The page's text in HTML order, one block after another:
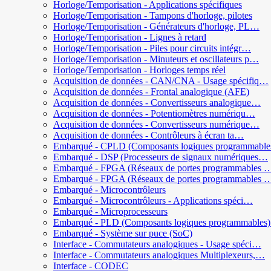
Horloge/Temporisation - Applications spécifiques
Horloge/Temporisation - Tampons d'horloge, pilotes
Horloge/Temporisation - Générateurs d'horloge, PL…
Horloge/Temporisation - Lignes à retard
Horloge/Temporisation - Piles pour circuits intégr…
Horloge/Temporisation - Minuteurs et oscillateurs p…
Horloge/Temporisation - Horloges temps réel
Acquisition de données - CAN/CNA - Usage spécifiq…
Acquisition de données - Frontal analogique (AFE)
Acquisition de données - Convertisseurs analogique…
Acquisition de données - Potentiomètres numériqu…
Acquisition de données - Convertisseurs numérique…
Acquisition de données - Contrôleurs à écran ta…
Embarqué - CPLD (Composants logiques
Embarqué - DSP (Processeurs de signaux numériques…
Embarqué - FPGA (Réseaux de portes programmables
Embarqué - FPGA (Réseaux de portes programmables
Embarqué - Microcontrôleurs
Embarqué - Microcontrôleurs - Applications spéci…
Embarqué - Microprocesseurs
Embarqué - PLD (Composants logiques
Embarqué - Système sur puce (SoC)
Interface - Commutateurs analogiques - Usage spéci…
Interface - Commutateurs analogiques Multiplexeurs,…
Interface - CODEC